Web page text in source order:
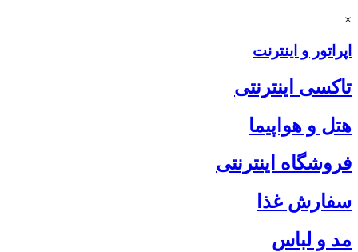
×
اپراتور و اینترنت
تاکسی اینترنتی
هتل و هواپیما
فروشگاه اینترنتی
سفارش غذا
مد و لباس